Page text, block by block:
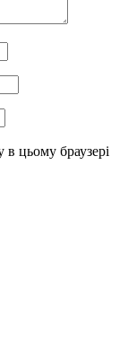
в цьому браузері